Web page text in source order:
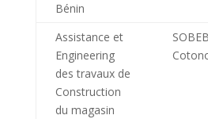
Bénin
Assistance et
Engineering
des travaux de
Construction
du magasin